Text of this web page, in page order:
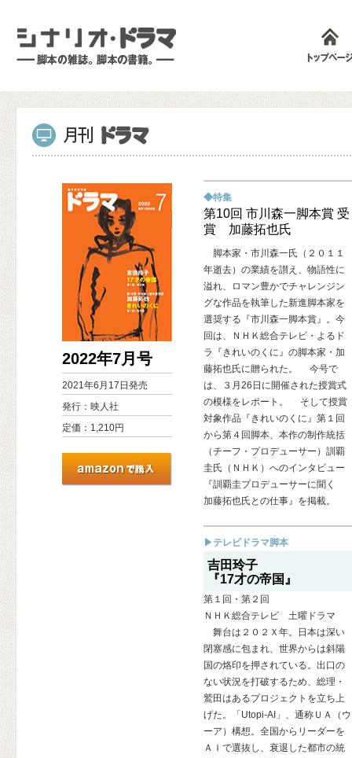
◆特集
第10回 市川森一脚本賞 受
賞 加藤拓也氏
脚本家・市川森一氏（２０１１
年逝去）の業績を讃え、物語性に
溢れ、ロマン豊かでチャレンジン
グな作品を執筆した新進脚本家を
選奨する『市川森一脚本賞』。今
回は、ＮＨＫ総合テレビ・よるド
ラ『きれいのくに』の脚本家・加
藤拓也氏に贈られた。 今号で
は、３月26日に開催された授賞式
の模様をレポート。 そして授賞
対象作品『きれいのくに』第１回
から第４回脚本、本作の制作統括
（チーフ・プロデューサー）訓覇
圭氏（ＮＨＫ）へのインタビュー
『訓覇圭プロデューサーに聞く
加藤拓也氏との仕事』を掲載。
▶テレビドラマ脚本
吉田玲子
『17才の帝国』
第１回・第２回
ＮＨＫ総合テレビ 土曜ドラマ
舞台は２０２Ｘ年。日本は深い
閉塞感に包まれ、世界からは斜陽
国の烙印を押されている。出口の
ない状況を打破するため、総理・
鷲田はあるプロジェクトを立ち上
げた。「Utopi-AI」、通称ＵＡ（ウ
ーア）構想。全国からリーダーを
ＡＩで選抜し、衰退した都市の統
2022年7月号
2021年6月17日発売
発行：映人社
定価：1,210円